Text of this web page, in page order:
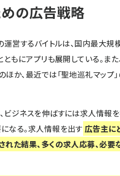
の広告戦略
の運営するバイトルは、国内最大
もにアプリも展開している。ま
ほか、最近では「聖地巡礼マップ
ビジネスを伸ばすには求人情報
なる。求人情報を出す 広告主に
れた結果、多くの求人応募、必